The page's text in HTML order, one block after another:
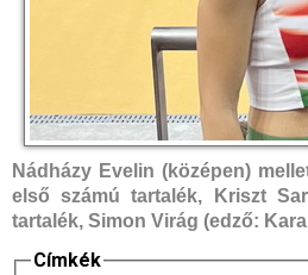
Nádházy Evelin (középen)
első számú tartalék, Kriszt
tartalék, Simon Virág (edző:
Címkék